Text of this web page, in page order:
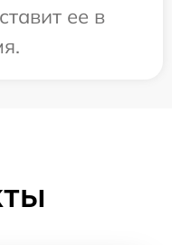
ее в